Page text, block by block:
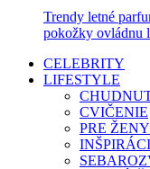
Trendy letné
pokožky ovládnu
CELEBRITY
LIFESTYLE
CVIČENIE
PRE ŽENY